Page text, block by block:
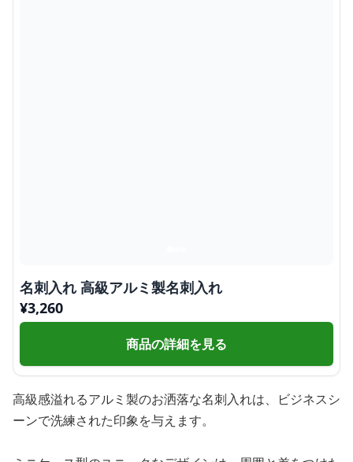
名刺入れ 高級アルミ製名刺入れ
¥3,260
商品の詳細を見る
高級感溢れるアルミ製のお洒落な名刺入れは、ビジネスシ
ーンで洗練された印象を与えます。